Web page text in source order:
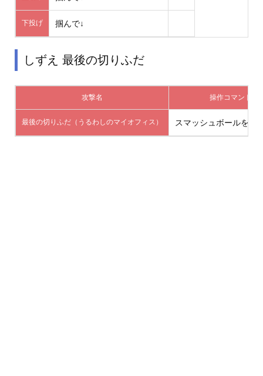
下投げ 掴んで↓
しずえ 最後の切りふだ
攻撃名 操作コマンド
最後の切りふだ（うるわしのマイオフィス） スマッシュボールを取